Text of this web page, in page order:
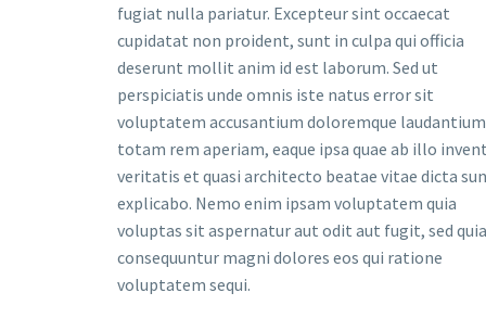
fugiat nulla pariatur. Excepteur sint occaecat
cupidatat non proident, sunt in culpa qui officia
deserunt mollit anim id est laborum. Sed ut
perspiciatis unde omnis iste natus error sit
voluptatem accusantium doloremque
totam rem aperiam, eaque ipsa quae ab illo
veritatis et quasi architecto beatae vitae dicta
explicabo. Nemo enim ipsam voluptatem quia
voluptas sit aspernatur aut odit aut fugit, sed quia
consequuntur magni dolores eos qui ratione
voluptatem sequi.